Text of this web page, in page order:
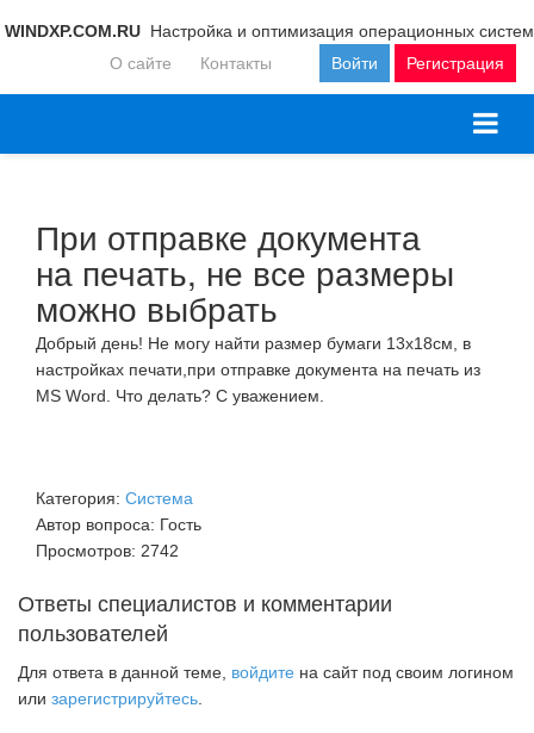
WINDXP.COM.RU Настройка и оптимизация операционных систем
Войти
Регистрация
О сайте Контакты
При отправке документа
на печать, не все размеры
можно выбрать
Добрый день! Не могу найти размер бумаги 13х18см, в
настройках печати,при отправке документа на печать из
MS Word. Что делать? С уважением.
Категория: Система
Автор вопроса: Гость
Просмотров: 2742
Ответы специалистов и комментарии
пользователей
Для ответа в данной теме, войдите на сайт под своим логином
или зарегистрируйтесь